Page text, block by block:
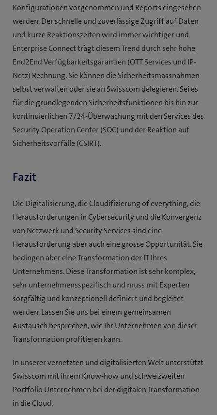
Konfigurationen vorgenommen und Reports eingesehen
werden. Der schnelle und zuverlässige Zugriff auf Daten
und kurze Reaktionszeiten wird immer wichtiger und
Enterprise Connect trägt diesem Trend durch sehr hohe
End2End Verfügbarkeitsgarantien (OTT Services und IP-
Netz) Rechnung. Sie können die Sicherheitsmassnahmen
selbst verwalten oder sie an Swisscom delegieren. Sei es
für die grundlegenden Sicherheitsfunktionen bis hin zur
kontinuierlichen 7/24-Überwachung mit den Services des
Security Operation Center (SOC) und der Reaktion auf
Sicherheitsvorfälle (CSIRT).
Fazit
Die Digitalisierung, die Cloudifizierung of everything, die
Herausforderungen in Cybersecurity und die Konvergenz
von Netzwerk und Security Services sind eine
Herausforderung aber auch eine grosse Opportunität. Sie
bedingen aber eine Transformation der IT Ihres
Unternehmens. Diese Transformation ist sehr komplex,
sehr unternehmensspezifisch und muss mit Experten
sorgfältig und konzeptionell definiert und begleitet
werden. Lassen Sie uns bei einem gemeinsamen
Austausch besprechen, wie Ihr Unternehmen von dieser
Transformation profitieren kann.
In unserer vernetzten und digitalisierten Welt unterstützt
Swisscom mit ihrem Know-how und schweizweiten
Portfolio Unternehmen bei der digitalen Transformation
in die Cloud.